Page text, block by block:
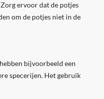
ervoor dat de potjes
om de potjes niet in de
bijvoorbeeld een
specerijen. Het gebruik